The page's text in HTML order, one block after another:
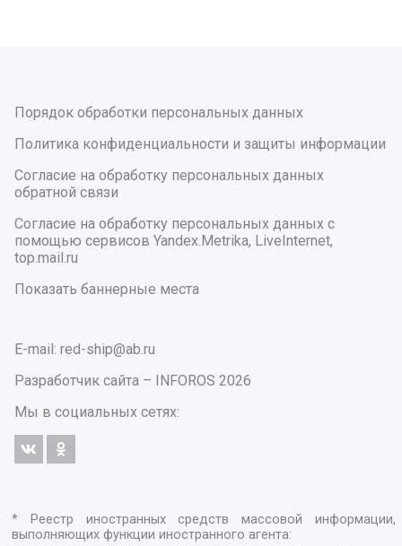
Порядок обработки персональных данных
Политика конфиденциальности и защиты информации
Согласие на обработку персональных данных
обратной связи
Согласие на обработку персональных данных с
помощью сервисов Yandex.Metrika, LiveInternet,
top.mail.ru
Показать баннерные места
E-mail: red-ship@ab.ru
Разработчик сайта –
INFOROS 2026
Мы в социальных сетях:
* Реестр иностранных средств массовой информации,
выполняющих функции иностранного агента: